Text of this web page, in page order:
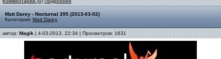
Matt Darey - Nocturnal 395 (2013-03-02)
Категория: Matt Darey
автор: Magik | 4-03-2013, 22:34 | Просмотров: 1631